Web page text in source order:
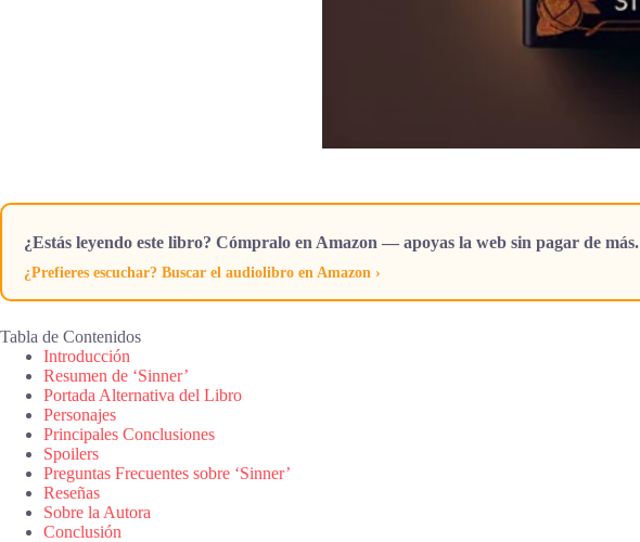
¿Estás leyendo este libro? Cómpralo en Amazon — apoyas la web sin pagar de más.
¿Prefieres escuchar? Buscar el audiolibro en Amazon ›
Tabla de Contenidos
Introducción
Resumen de ‘Sinner’
Portada Alternativa del Libro
Personajes
Principales Conclusiones
Spoilers
Preguntas Frecuentes sobre ‘Sinner’
Reseñas
Sobre la Autora
Conclusión